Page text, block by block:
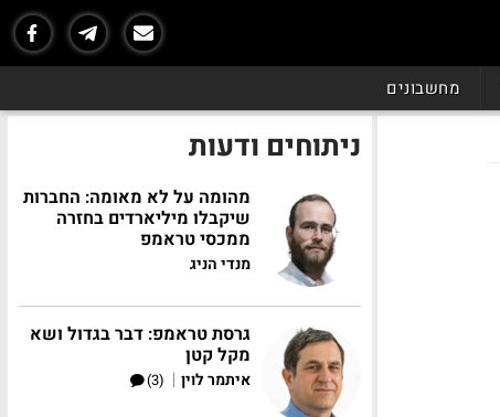
מחשבונים
ניתוחים ודעות
מהומה על לא מאומה: החברות
שיקבלו מיליארדים בחזרה
ממכסי טראמפ
מנדי הניג
גרסת טראמפ: דבר בגדול ושא
מקל קטן
איתמר לוין |
(3)